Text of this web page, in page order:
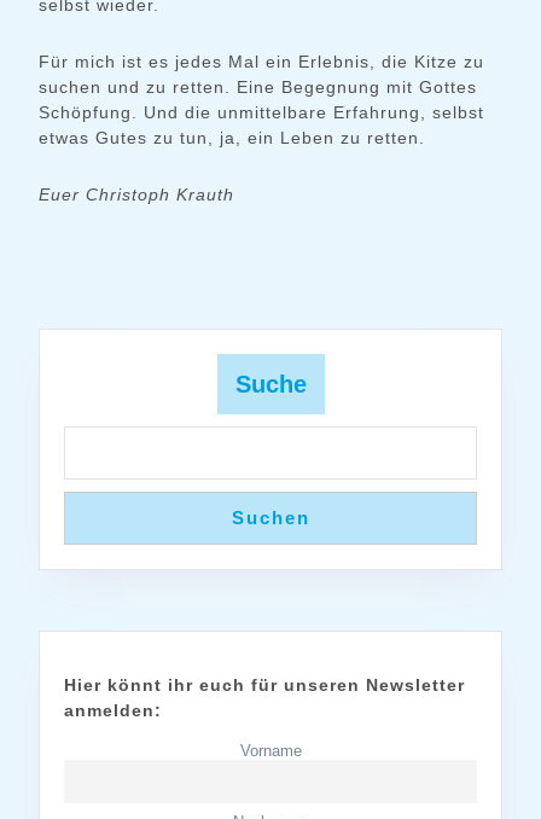
selbst wieder.
Für mich ist es jedes Mal ein Erlebnis, die Kitze zu
suchen und zu retten. Eine Begegnung mit Gottes
Schöpfung. Und die unmittelbare Erfahrung, selbst
etwas Gutes zu tun, ja, ein Leben zu retten.
Euer Christoph Krauth
Suche
Suchen
Hier könnt ihr euch für unseren Newsletter
anmelden:
Vorname